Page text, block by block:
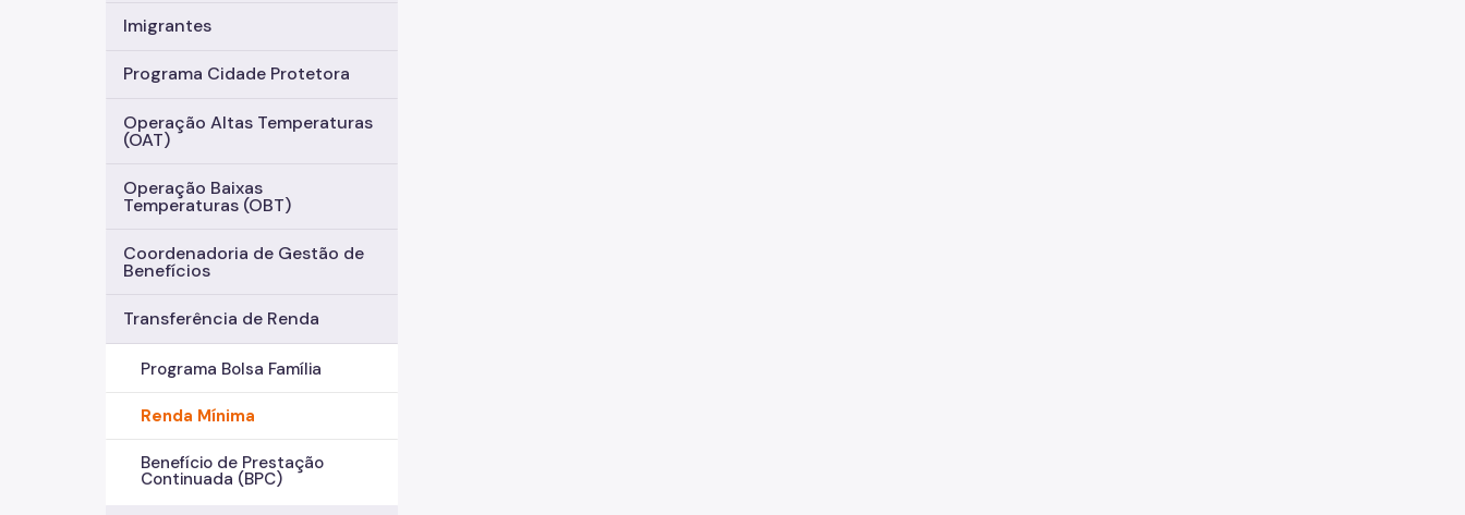
Imigrantes
Programa Cidade Protetora
Operação Altas Temperaturas
(OAT)
Operação Baixas
Temperaturas (OBT)
Coordenadoria de Gestão de
Benefícios
Transferência de Renda
Programa Bolsa Família
Renda Mínima
Benefício de Prestação
Continuada (BPC)